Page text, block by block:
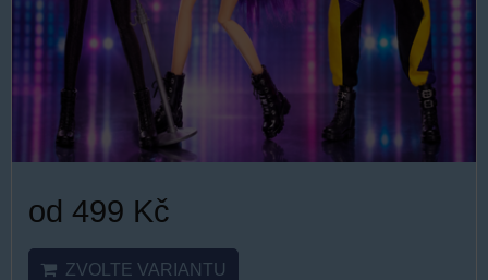
od 499 Kč
ZVOLTE VARIANTU